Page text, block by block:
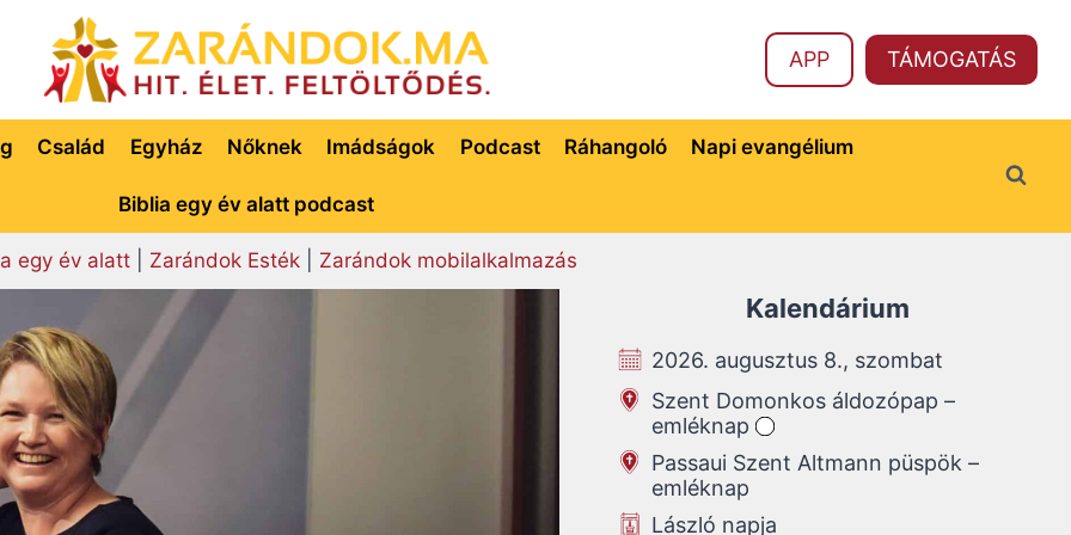
APP TÁMOGATÁS
Család Egyház Nőknek Imádságok Podcast Ráhangoló Napi evangélium
Biblia egy év alatt podcast
egy év alatt| Zarándok Esték| Zarándok mobilalkalmazás
Kalendárium
2026. augusztus 8., szombat
Szent Domonkos áldozópap –
emléknap
Passaui Szent Altmann püspök –
emléknap
László napja